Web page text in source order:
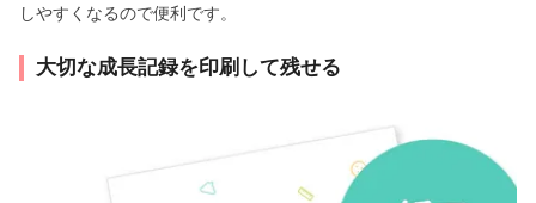
しやすくなるので便利です。
大切な成長記録を印刷して残せる